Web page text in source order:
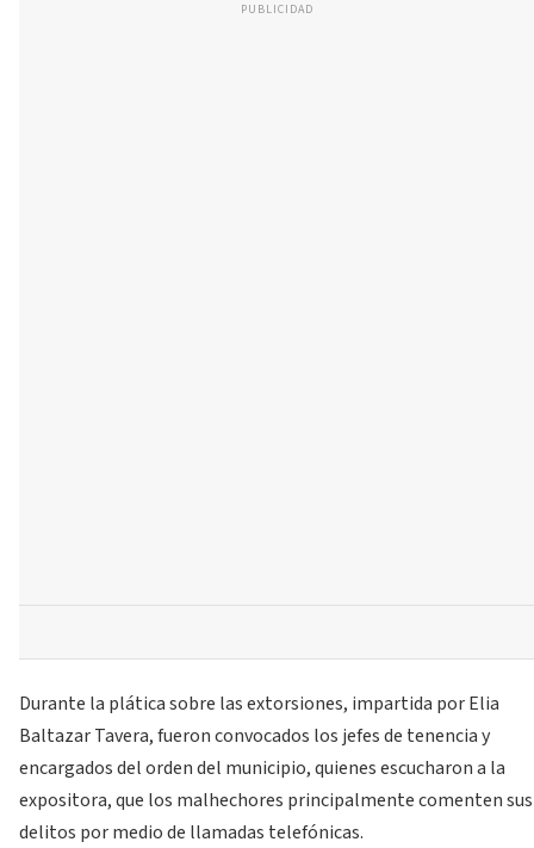
PUBLICIDAD
Durante la plática sobre las extorsiones, impartida por Elia
Baltazar Tavera, fueron convocados los jefes de tenencia y
encargados del orden del municipio, quienes escucharon a la
expositora, que los malhechores principalmente comenten sus
delitos por medio de llamadas telefónicas.